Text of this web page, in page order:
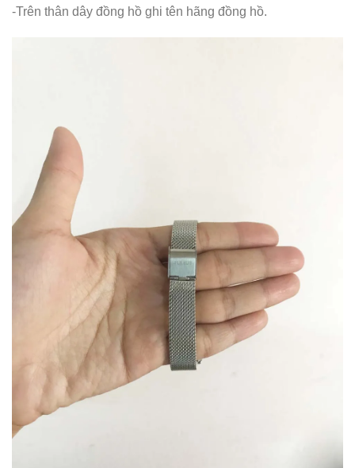
-Trên thân dây đồng hồ ghi tên hãng đồng hồ.